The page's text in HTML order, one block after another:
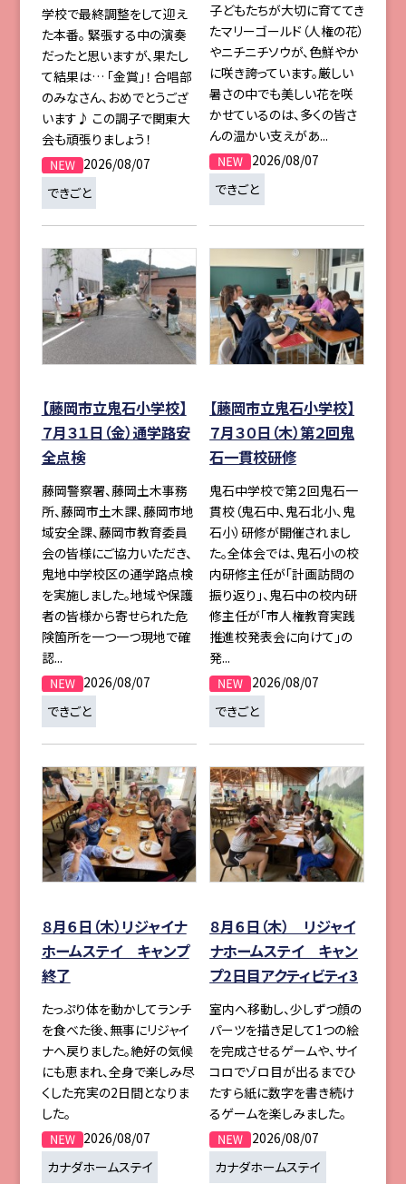
学校で最終調整をして迎え
た本番。 緊張する中の演奏
だったと思いますが、果たし
て結果は… 「金賞」！ 合唱部
のみなさん、おめでとうござ
います♪ この調子で関東大
会も頑張りましょう！
2026/08/07
できごと
子どもたちが大切に育ててき
たマリーゴールド（人権の花）
やニチニチソウが、色鮮やか
に咲き誇っています。厳しい
暑さの中でも美しい花を咲
かせているのは、多くの皆さ
んの温かい支えがあ...
2026/08/07
できごと
【藤岡市立鬼石小学校】
７月３１日（金）通学路安
全点検
藤岡警察署、藤岡土木事務
所、藤岡市土木課、藤岡市地
域安全課、藤岡市教育委員
会の皆様にご協力いただき、
鬼地中学校区の通学路点検
を実施しました。地域や保護
者の皆様から寄せられた危
険箇所を一つ一つ現地で確
認...
2026/08/07
できごと
【藤岡市立鬼石小学校】
７月３０日（木）第２回鬼
石一貫校研修
鬼石中学校で第２回鬼石一
貫校（鬼石中、鬼石北小、鬼
石小）研修が開催されまし
た。全体会では、鬼石小の校
内研修主任が「計画訪問の
振り返り」、鬼石中の校内研
修主任が「市人権教育実践
推進校発表会に向けて」の
発...
2026/08/07
できごと
８月６日（木）リジャイナ
ホームステイ キャンプ
終了
たっぷり体を動かしてランチ
を食べた後、無事にリジャイ
ナへ戻りました。絶好の気候
にも恵まれ、全身で楽しみ尽
くした充実の2日間となりま
した。
2026/08/07
カナダホームステイ
８月６日（木） リジャイ
ナホームステイ キャン
プ2日目アクティビティ3
室内へ移動し、少しずつ顔の
パーツを描き足して1つの絵
を完成させるゲームや、サイ
コロでゾロ目が出るまでひ
たすら紙に数字を書き続け
るゲームを楽しみました。
2026/08/07
カナダホームステイ